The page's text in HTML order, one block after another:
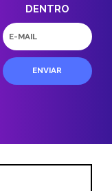
DENTRO
E-
mail
ENVIAR